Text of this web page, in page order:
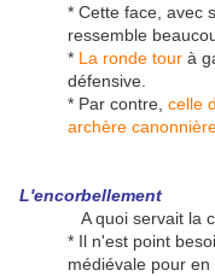
* Cette face, avec
ressemble
* La ronde tour à
défensive.
* Par contre, celle
archère
L'encorbellement
A quoi servait la
* Il n'est point
médiévale pour